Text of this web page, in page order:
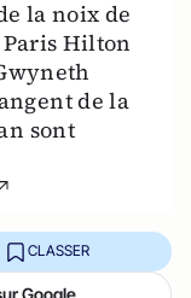
la noix de
Paris Hilton
de la
sont
CLASSER
Google